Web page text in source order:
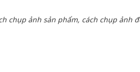
chụp ảnh sản phẩm, cách chụp ảnh